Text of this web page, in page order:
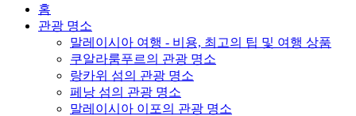
홈
관광 명소
말레이시아 여행 - 비용, 최고의 팁 및 여행 상품
쿠알라룸푸르의 관광 명소
랑카위 섬의 관광 명소
페낭 섬의 관광 명소
말레이시아 이포의 관광 명소